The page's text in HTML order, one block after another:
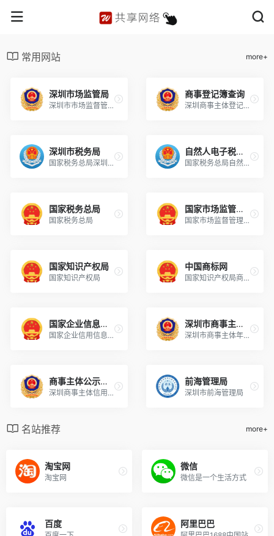
常用网站 more+
深圳市场监管局
深圳市市场监督管理局
商事登记簿查询
深圳商事主体登记及备案信息查询
深圳市税务局
国家税务总局深圳市税务局
自然人电子税务局
国家税务总局自然人电子税务局
国家税务总局
国家税务总局
国家市场监管总局
国家市场监督管理总局
国家知识产权局
国家知识产权局
中国商标网
国家知识产权局商标局
国家企业信息公示网
国家企业信用信息公示系统
深圳市商事主体年报
深圳市商事主体年报系统
商事主体公示平台
深圳商事主体信用公示平台
前海管理局
深圳市前海管理局
名站推荐 more+
淘宝网
淘宝网
微信
微信是一个生活方式
百度 阿里巴巴